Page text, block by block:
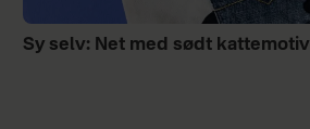
Sy selv: Net med sødt kattemotiv